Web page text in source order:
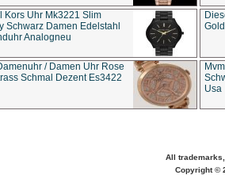
Kors Uhr Mk3221 Slim
Schwarz Damen Edelstahl
Analogneu
/ Damen Uhr Rose
Schmal Dezent Es3422
Usa
All
Copyright ©